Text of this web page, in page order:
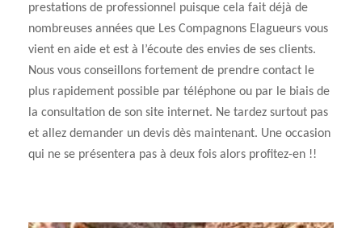
prestations de professionnel puisque cela fait déjà de
nombreuses années que Les Compagnons Elagueurs vous
vient en aide et est à l’écoute des envies de ses clients.
Nous vous conseillons fortement de prendre contact le
plus rapidement possible par téléphone ou par le biais de
la consultation de son site internet. Ne tardez surtout pas
et allez demander un devis dès maintenant. Une occasion
qui ne se présentera pas à deux fois alors profitez-en !!